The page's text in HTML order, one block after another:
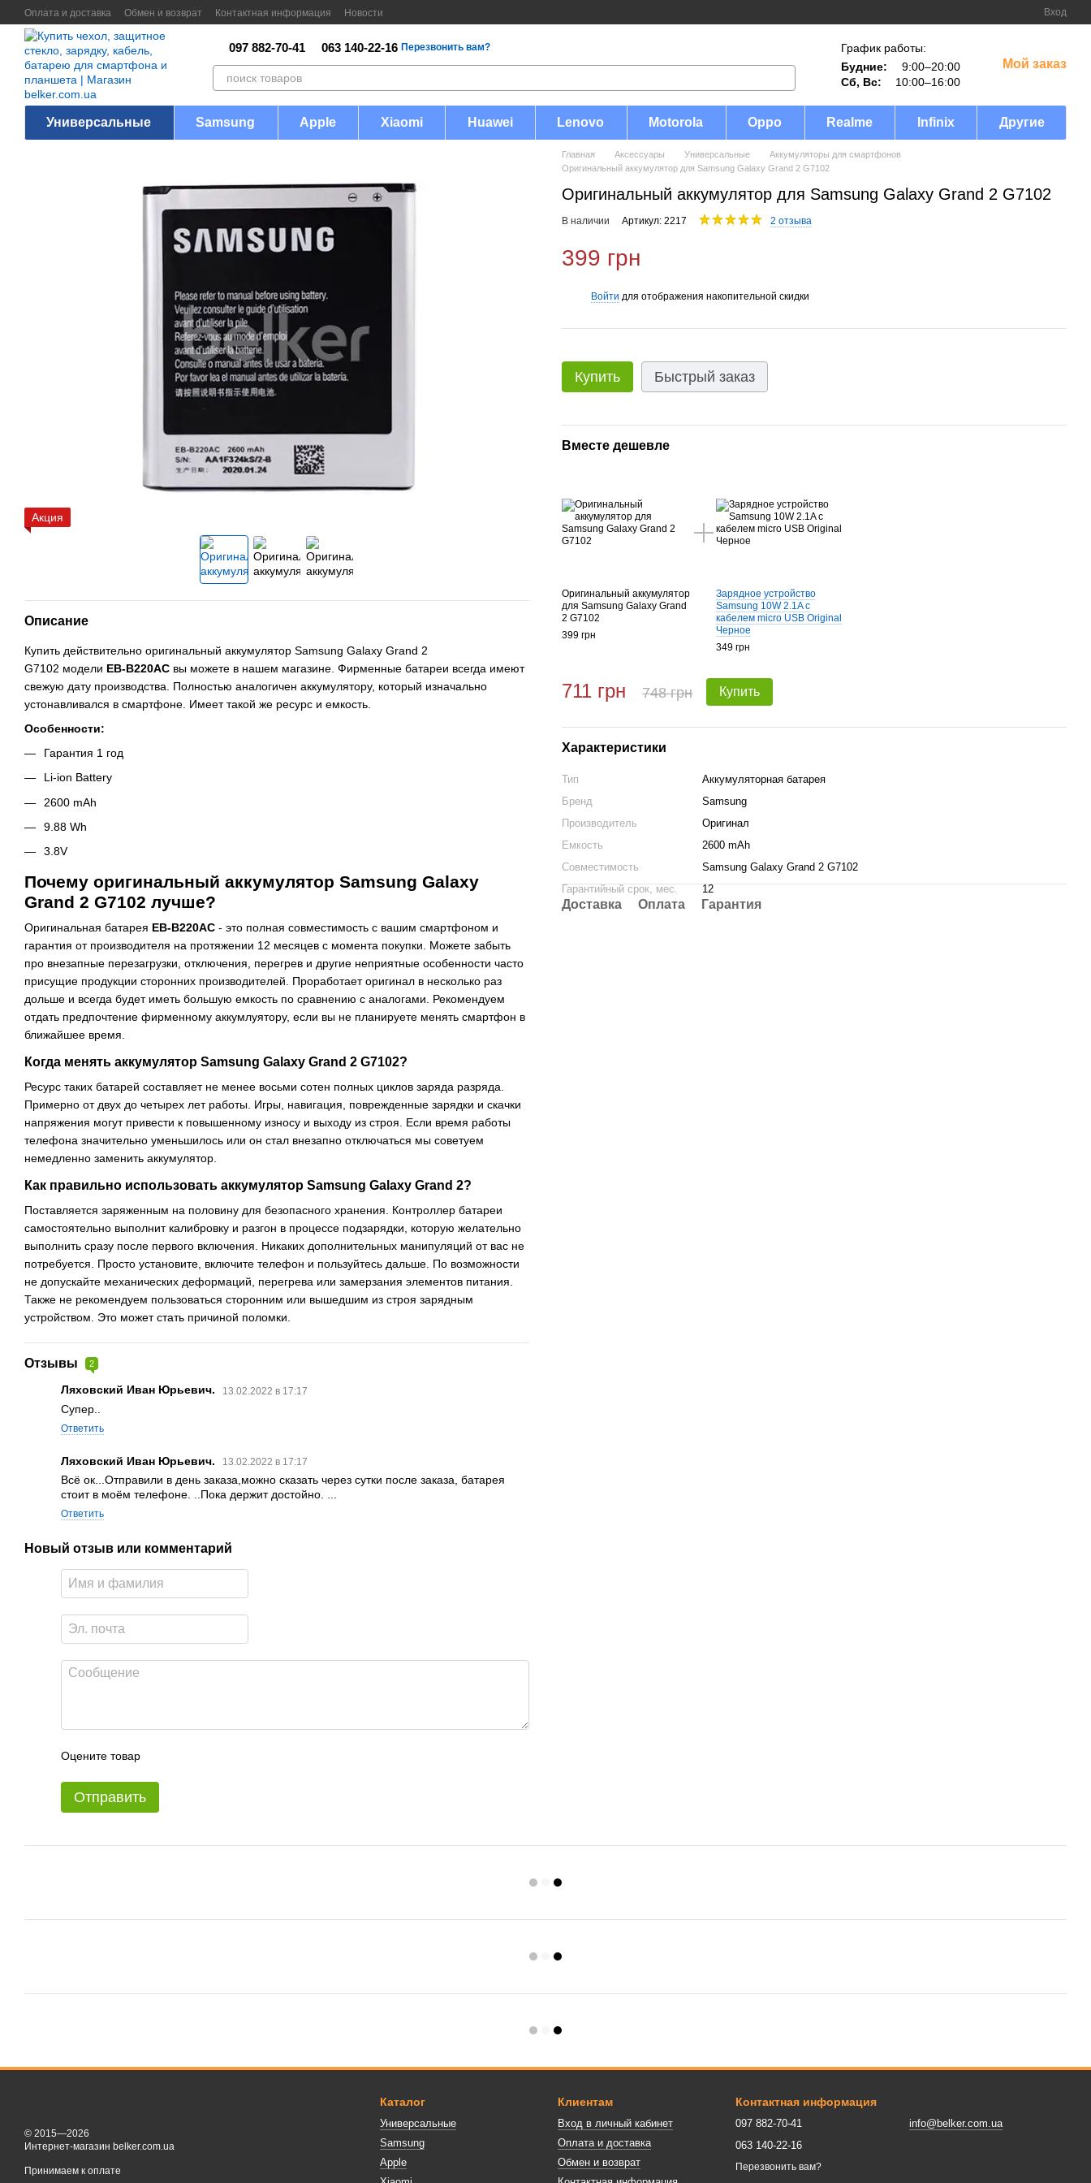
Перейти к основному контенту
Оплата и доставка Обмен и возврат Контактная информация Новости Вход
097 882-70-41 063 140-22-16 Перезвонить вам?
График работы:
Будние:
9:00–20:00
Сб, Вс:
10:00–16:00
Мой заказ
Универсальные Samsung Apple Xiaomi Huawei Lenovo Motorola Oppo Realme Infinix Другие
Акция
Описание
Купить действительно оригинальный аккумулятор Samsung Galaxy Grand 2
G7102 модели EB-B220AC вы можете в нашем магазине. Фирменные батареи всегда имеют
свежую дату производства. Полностью аналогичен аккумулятору, который изначально
устонавливался в смартфоне. Имеет такой же ресурс и емкость.
Особенности:
Гарантия 1 год
Li-ion Battery
2600 mAh
9.88 Wh
3.8V
Почему оригинальный аккумулятор Samsung Galaxy
Grand 2 G7102 лучше?
Оригинальная батарея EB-B220AC - это полная совместимость с вашим смартфоном и
гарантия от производителя на протяжении 12 месяцев с момента покупки. Можете забыть
про внезапные перезагрузки, отключения, перегрев и другие неприятные особенности часто
присущие продукции сторонних производителей. Проработает оригинал в несколько раз
дольше и всегда будет иметь большую емкость по сравнению с аналогами. Рекомендуем
отдать предпочтение фирменному аккумлуятору, если вы не планируете менять смартфон в
ближайшее время.
Когда менять аккумулятор Samsung Galaxy Grand 2 G7102?
Ресурс таких батарей составляет не менее восьми сотен полных циклов заряда разряда.
Примерно от двух до четырех лет работы. Игры, навигация, поврежденные зарядки и скачки
напряжения могут привести к повышенному износу и выходу из строя. Если время работы
телефона значительно уменьшилось или он стал внезапно отключаться мы советуем
немедленно заменить аккумулятор.
Как правильно использовать аккумулятор Samsung Galaxy Grand 2?
Поставляется заряженным на половину для безопасного хранения. Контроллер батареи
самостоятельно выполнит калибровку и разгон в процессе подзарядки, которую желательно
выполнить сразу после первого включения. Никаких дополнительных манипуляций от вас не
потребуется. Просто установите, включите телефон и пользуйтесь дальше. По возможности
не допускайте механических деформаций, перегрева или замерзания элементов питания.
Также не рекомендуем пользоваться сторонним или вышедшим из строя зарядным
устройством. Это может стать причиной поломки.
Отзывы 2
Ляховский Иван Юрьевич. 13.02.2022 в 17:17
Супер..
Ответить
Ляховский Иван Юрьевич. 13.02.2022 в 17:17
Всё ок...Отправили в день заказа,можно сказать через сутки после заказа, батарея
стоит в моём телефоне. ..Пока держит достойно. ...
Ответить
Новый отзыв или комментарий
Оцените товар
Отправить
Главная Аксессуары Универсальные
Аккумуляторы для смартфонов
Оригинальный аккумулятор для Samsung Galaxy Grand 2 G7102
Оригинальный аккумулятор для Samsung Galaxy Grand 2 G7102
В наличии Артикул: 2217 2 отзыва
399 грн
Войти для отображения накопительной скидки
Купить Быстрый заказ
Вместе дешевле
Оригинальный аккумулятор
для Samsung Galaxy Grand
2 G7102
399 грн
Зарядное устройство
Samsung 10W 2.1A c
кабелем micro USB Original
Черное
349 грн
711 грн 748 грн Купить
Характеристики
Тип
Аккумуляторная батарея
Бренд
Samsung
Производитель
Оригинал
Емкость
2600 mAh
Совместимость
Samsung Galaxy Grand 2 G7102
Гарантийный срок, мес.
12
Доставка Оплата Гарантия
© 2015—2026
Интернет-магазин belker.com.ua
Принимаем к оплате
Каталог
Универсальные
Samsung
Apple
Клиентам
Вход в личный кабинет
Оплата и доставка
Обмен и возврат
Контактная информация
097 882-70-41
063 140-22-16
Перезвонить вам?
info@belker.com.ua